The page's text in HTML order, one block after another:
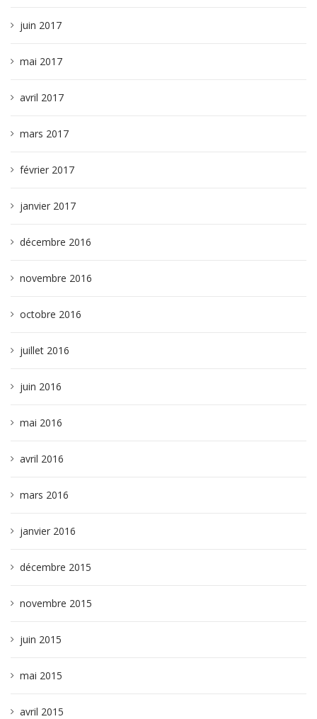
juin 2017
mai 2017
avril 2017
mars 2017
février 2017
janvier 2017
décembre 2016
novembre 2016
octobre 2016
juillet 2016
juin 2016
mai 2016
avril 2016
mars 2016
janvier 2016
décembre 2015
novembre 2015
juin 2015
mai 2015
avril 2015